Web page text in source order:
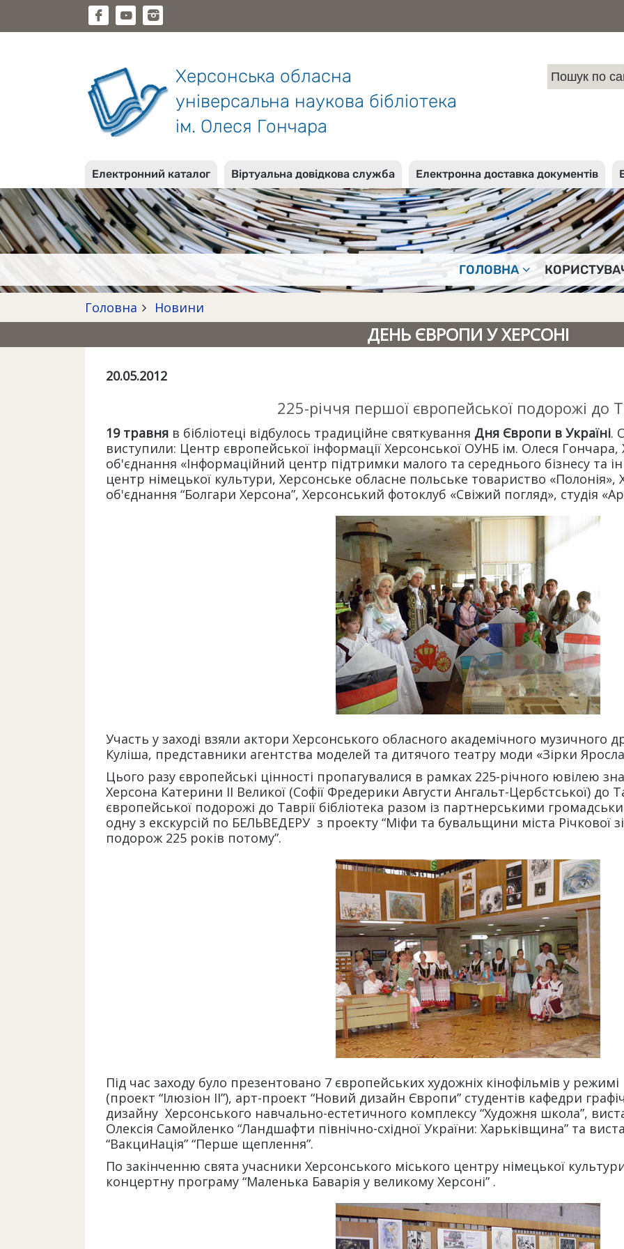
Херсонська обласна
універсальна наукова бібліотека
ім. Олеся Гончара
Електронний каталог Віртуальна довідкова служба Електронна доставка документів
ГОЛОВНА
Головна Новини
ДЕНЬ ЄВРОПИ У ХЕРСОНІ
20.05.2012
225-річчя першої європейської подорожі до
19 травня в бібліотеці відбулось традиційне святкування Дня Європи в Україні.
виступили: Центр європейської інформації Херсонської ОУНБ ім. Олеся
об'єднання «Інформаційний центр підтримки малого та середнього бізнесу та
центр німецької культури, Херсонське обласне польське товариство «Полонія»,
об'єднання “Болгари Херсона”, Херсонський фотоклуб «Свіжий погляд», студія
Участь у заході взяли актори Херсонського обласного академічного музичного
Куліша, представники агентства моделей та дитячого театру моди «Зірки
Цього разу європейські цінності пропагувалися в рамках 225-річного ювілею
Херсона Катерини ІІ Великої (Софії Фредерики Августи Ангальт-Цербстської) до
європейської подорожі до Таврії бібліотека разом із партнерськими
одну з екскурсій по БЕЛЬВЕДЕРУ з проекту “Міфи та бувальщини міста Річкової
подорож 225 років потому”.
Під час заходу було презентовано 7 європейських художніх кінофільмів у
(проект “Ілюзіон ІІ”), арт-проект “Новий дизайн Європи” студентів кафедри
дизайну Херсонського навчально-естетичного комплексу “Художня школа”,
Олексія Самойленко “Ландшафти північно-східної України: Харьківщина” та
“ВакциНація” “Перше щеплення”.
По закінченню свята учасники Херсонського міського центру німецької
концертну програму “Маленька Баварія у великому Херсоні” .